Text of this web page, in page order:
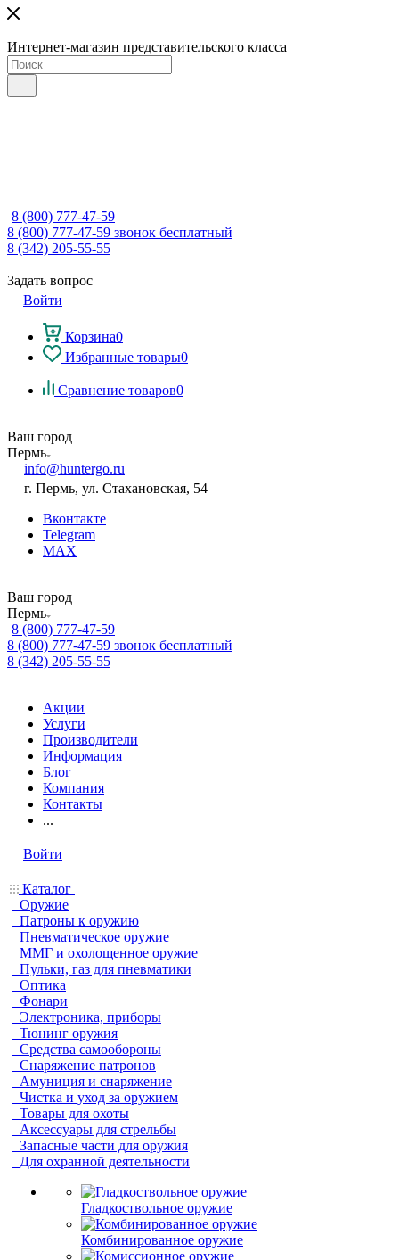
Интернет-магазин представительского класса
8 (800) 777-47-59
8 (800) 777-47-59 звонок бесплатный
8 (342) 205-55-55
Задать вопрос
Войти
Корзина0
Избранные товары0
Сравнение товаров0
Ваш город
Пермь
info@huntergo.ru
г. Пермь, ул. Стахановская, 54
Вконтакте
Telegram
MAX
Ваш город
Пермь
8 (800) 777-47-59
8 (800) 777-47-59 звонок бесплатный
8 (342) 205-55-55
Акции
Услуги
Производители
Информация
Блог
Компания
Контакты
...
Войти
Каталог
Оружие
Патроны к оружию
Пневматическое оружие
ММГ и охолощенное оружие
Пульки, газ для пневматики
Оптика
Фонари
Электроника, приборы
Тюнинг оружия
Средства самообороны
Снаряжение патронов
Амуниция и снаряжение
Чистка и уход за оружием
Товары для охоты
Аксессуары для стрельбы
Запасные части для оружия
Для охранной деятельности
Гладкоствольное оружие
Комбинированное оружие